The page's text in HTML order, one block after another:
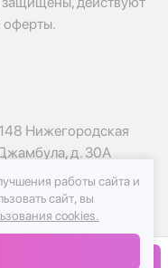
оферты.
Нижегородская
д. 30А
работы сайта и
сайт, вы
cookies.